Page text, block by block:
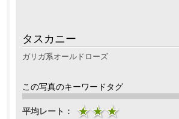
タスカニー
ガリガ系オールドローズ
この写真のキーワードタグ
平均レート：